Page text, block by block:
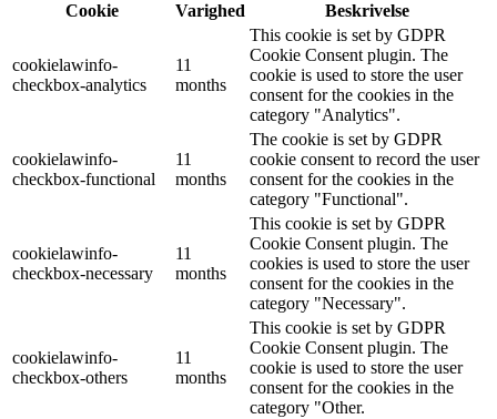
Cookie
Varighed Beskrivelse
cookielawinfo-
checkbox-analytics
11
months
This cookie is set by GDPR
Cookie Consent plugin. The
cookie is used to store the user
consent for the cookies in the
category "Analytics".
cookielawinfo-
checkbox-functional
11
months
The cookie is set by GDPR
cookie consent to record the user
consent for the cookies in the
category "Functional".
cookielawinfo-
checkbox-necessary
11
months
This cookie is set by GDPR
Cookie Consent plugin. The
cookies is used to store the user
consent for the cookies in the
category "Necessary".
cookielawinfo-
checkbox-others
11
months
This cookie is set by GDPR
Cookie Consent plugin. The
cookie is used to store the user
consent for the cookies in the
category "Other.